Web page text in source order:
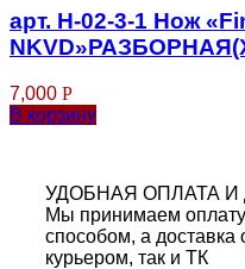
арт. Н-02-3-1 Нож
7,000 Р
В корзину
УДОБНАЯ ОПЛАТА И
Мы принимаем
способом, а доставка
курьером, так и ТК